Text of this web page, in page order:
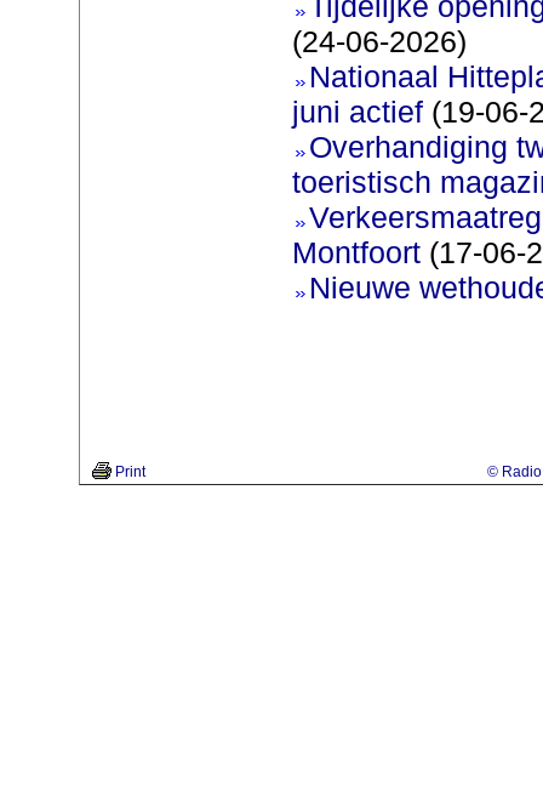
(24-06-2026)
Nationaal
juni actief(19-06-
Overhandiging
toeristisch
Montfoort(17-06-
Nieuwe
Print © Radio